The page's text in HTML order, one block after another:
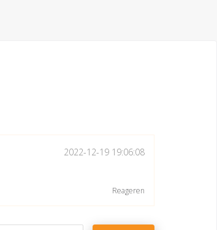
2022-12-19 19:06:08
Reageren